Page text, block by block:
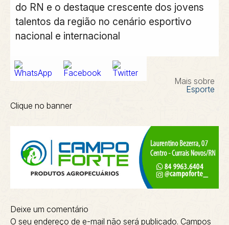
do RN e o destaque crescente dos jovens
talentos da região no cenário esportivo
nacional e internacional
Mais sobre
Esporte
Clique no banner
Deixe um comentário
O seu endereço de e-mail não será publicado. Campos